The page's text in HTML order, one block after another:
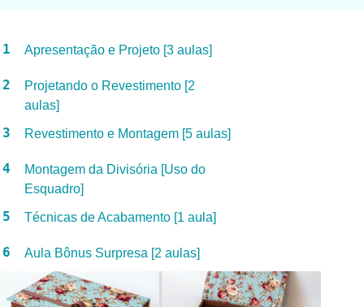
1 Apresentação e Projeto [3 aulas]
2
Projetando o Revestimento [2
aulas]
3 Revestimento e Montagem [5 aulas]
4
Montagem da Divisória [Uso do
Esquadro]
5 Técnicas de Acabamento [1 aula]
6 Aula Bônus Surpresa [2 aulas]